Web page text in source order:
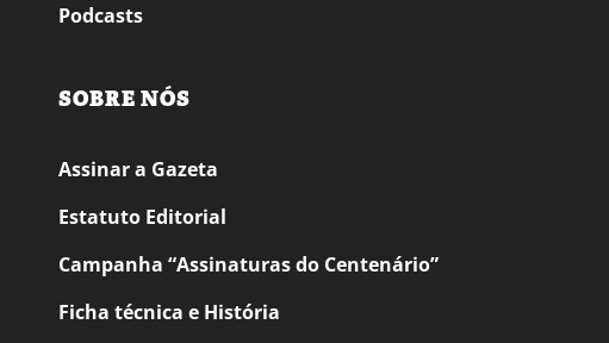
Podcasts
SOBRE NÓS
Assinar a Gazeta
Estatuto Editorial
Campanha “Assinaturas do Centenário”
Ficha técnica e História